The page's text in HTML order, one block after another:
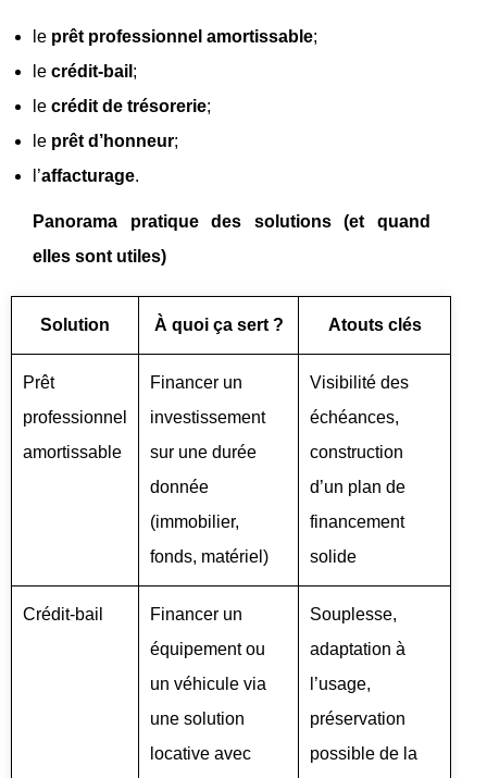
le prêt professionnel amortissable;
le crédit-bail ;
le crédit de trésorerie;
le prêt d’honneur;
l’affacturage.
Panorama pratique des solutions (et quand
elles sont utiles)
Solution À quoi ça sert ? Atouts clés
Prêt
professionnel
amortissable
Financer un
investissement
sur une durée
donnée
(immobilier,
fonds, matériel)
Visibilité des
échéances,
construction
d’un plan de
financement
solide
Crédit-bail
Financer un
équipement ou
un véhicule via
une solution
locative avec
Souplesse,
adaptation à
l’usage,
préservation
possible de la